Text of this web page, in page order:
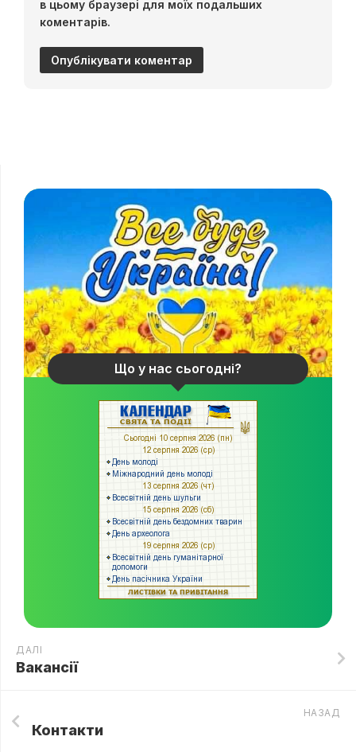
в цьому браузері для моїх подальших
коментарів.
Що у нас сьогодні?
ДАЛІ
Вакансії
НАЗАД
Контакти